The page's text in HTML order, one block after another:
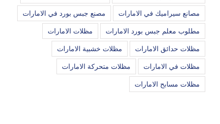
مصانع سيراميك في الامارات مصنع جبس بورد في الامارات
مطلوب معلم جبس بورد الامارات مظلات الامارات
مظلات حدائق الامارات مظلات خشبية الامارات
مظلات في الامارات مظلات متحركة الامارات
مظلات مسابح الامارات